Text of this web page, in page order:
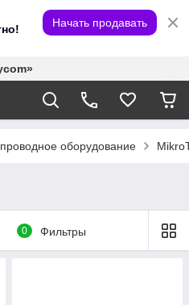
Начать продавать
оборудование
0 Фильтры